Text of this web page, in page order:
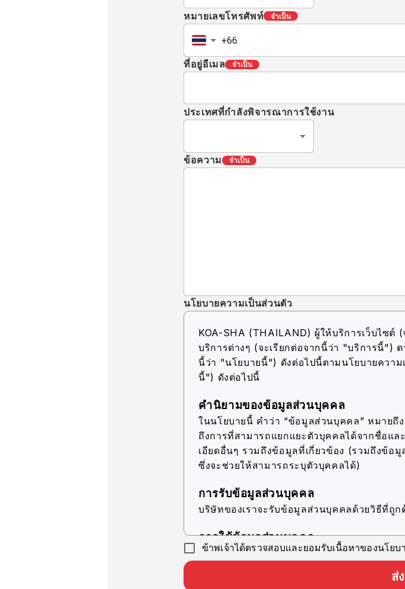
หมายเลขโทรศัพท์ จำเป็น
ที่อยู่อีเมล จำเป็น
ประเทศที่กำลังพิจารณาการใช้งาน
ข้อความ จำเป็น
นโยบายความเป็นส่วนตัว
KOA-SHA (THAILAND) ผู้ให้บริการเว็บไซต์
บริการต่างๆ (จะเรียกต่อจากนี้ว่า "บริการนี้")
นี้ว่า "นโยบายนี้") ดังต่อไปนี้ตามนโยบายความ
นี้") ดังต่อไปนี้
คำนิยามของข้อมูลส่วนบุคคล
ในนโยบายนี้ คำว่า “ข้อมูลส่วนบุคคล” หมายถึ
ถึงการที่สามารถแยกแยะตัวบุคคลได้จากชื่อแล
เอียดอื่นๆ รวมถึงข้อมูลที่เกี่ยวข้อง (รวมถึงข้อ
ซึ่งจะช่วยให้สามารถระบุตัวบุคคลได้)
การรับข้อมูลส่วนบุคคล
บริษัทของเราจะรับข้อมูลส่วนบุคคลด้วยวิธีที่ถู
การใช้ข้อมูลส่วนบุคคล
บริษัทของเราจะใช้ข้อมูลส่วนบุคคลตราบเท่าที่
ข้าพเจ้าได้ตรวจสอบและยอมรับเนื้อหาของนโย
ส่ง